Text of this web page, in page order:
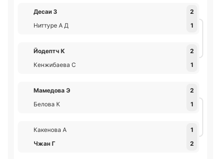
Десаи З
2
Ниттуре А Д
1
Йодептч К
2
Кенжибаева С
1
Мамедова Э
2
Белова К
1
Какенова А
1
Чжан Г
2